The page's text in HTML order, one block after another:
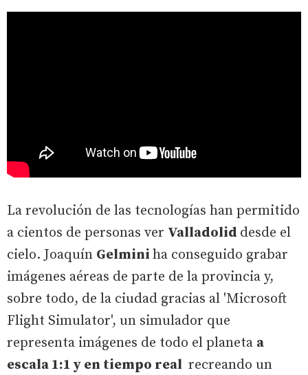
La revolución de las tecnologías han permitido
a cientos de personas ver Valladolid desde el
cielo. Joaquín Gelmini ha conseguido grabar
imágenes aéreas de parte de la provincia y,
sobre todo, de la ciudad gracias al 'Microsoft
Flight Simulator', un simulador que
representa imágenes de todo el planeta a
escala 1:1 y en tiempo real recreando un